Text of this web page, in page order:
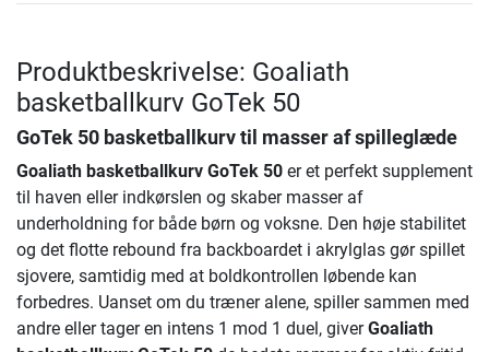
Produktbeskrivelse: Goaliath
basketballkurv GoTek 50
GoTek 50 basketballkurv til masser af spilleglæde
Goaliath basketballkurv GoTek 50 er et perfekt supplement
til haven eller indkørslen og skaber masser af
underholdning for både børn og voksne. Den høje stabilitet
og det flotte rebound fra backboardet i akrylglas gør spillet
sjovere, samtidig med at boldkontrollen løbende kan
forbedres. Uanset om du træner alene, spiller sammen med
andre eller tager en intens 1 mod 1 duel, giverGoaliath